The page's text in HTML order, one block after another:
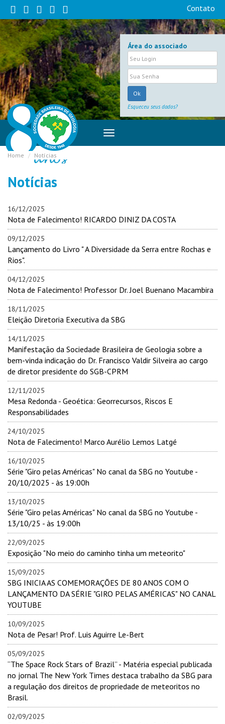
Contato
Área do associado
Ok
Esqueceu seus dados?
Home Notícias
Notícias
16/12/2025
Nota de Falecimento! RICARDO DINIZ DA COSTA
09/12/2025
Lançamento do Livro " A Diversidade da Serra entre Rochas e
Rios".
04/12/2025
Nota de Falecimento! Professor Dr. Joel Buenano Macambira
18/11/2025
Eleição Diretoria Executiva da SBG
14/11/2025
Manifestação da Sociedade Brasileira de Geologia sobre a
bem-vinda indicação do Dr. Francisco Valdir Silveira ao cargo
de diretor presidente do SGB-CPRM
12/11/2025
Mesa Redonda - Geoética: Georrecursos, Riscos E
Responsabilidades
24/10/2025
Nota de Falecimento! Marco Aurélio Lemos Latgé
16/10/2025
Série "Giro pelas Américas" No canal da SBG no Youtube -
20/10/2025 - às 19:00h
13/10/2025
Série "Giro pelas Américas" No canal da SBG no Youtube -
13/10/25 - às 19:00h
22/09/2025
Exposição "No meio do caminho tinha um meteorito"
15/09/2025
SBG INICIA AS COMEMORAÇÕES DE 80 ANOS COM O
LANÇAMENTO DA SÉRIE "GIRO PELAS AMÉRICAS" NO CANAL
YOUTUBE
10/09/2025
Nota de Pesar! Prof. Luis Aguirre Le-Bert
05/09/2025
“The Space Rock Stars of Brazil” - Matéria especial publicada
no jornal The New York Times destaca trabalho da SBG para
a regulação dos direitos de propriedade de meteoritos no
Brasil.
02/09/2025